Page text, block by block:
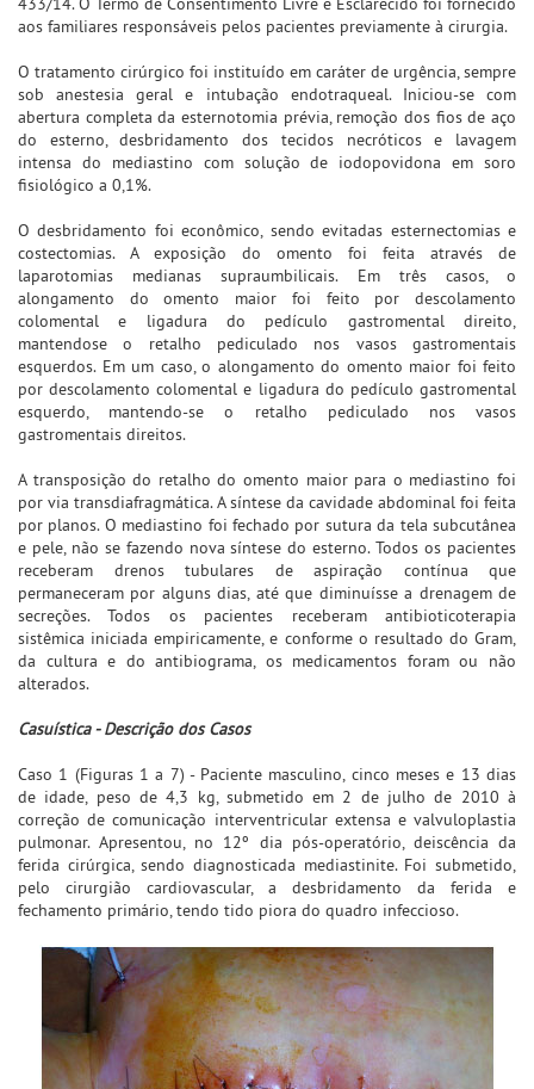
aos familiares responsáveis pelos pacientes previamente à cirurgia.
O tratamento cirúrgico foi instituído em caráter de urgência, sempre
sob anestesia geral e intubação endotraqueal. Iniciou-se com
abertura completa da esternotomia prévia, remoção dos fios de aço
do esterno, desbridamento dos tecidos necróticos e lavagem
intensa do mediastino com solução de iodopovidona em soro
fisiológico a 0,1%.
O desbridamento foi econômico, sendo evitadas esternectomias e
costectomias. A exposição do omento foi feita através de
laparotomias medianas supraumbilicais. Em três casos, o
alongamento do omento maior foi feito por descolamento
colomental e ligadura do pedículo gastromental direito,
mantendose o retalho pediculado nos vasos gastromentais
esquerdos. Em um caso, o alongamento do omento maior foi feito
por descolamento colomental e ligadura do pedículo gastromental
esquerdo, mantendo-se o retalho pediculado nos vasos
gastromentais direitos.
A transposição do retalho do omento maior para o mediastino foi
por via transdiafragmática. A síntese da cavidade abdominal foi feita
por planos. O mediastino foi fechado por sutura da tela subcutânea
e pele, não se fazendo nova síntese do esterno. Todos os pacientes
receberam drenos tubulares de aspiração contínua que
permaneceram por alguns dias, até que diminuísse a drenagem de
secreções. Todos os pacientes receberam antibioticoterapia
sistêmica iniciada empiricamente, e conforme o resultado do Gram,
da cultura e do antibiograma, os medicamentos foram ou não
alterados.
Casuística - Descrição dos Casos
Caso 1 (Figuras 1 a 7) - Paciente masculino, cinco meses e 13 dias
de idade, peso de 4,3 kg, submetido em 2 de julho de 2010 à
correção de comunicação interventricular extensa e valvuloplastia
pulmonar. Apresentou, no 12º dia pós-operatório, deiscência da
ferida cirúrgica, sendo diagnosticada mediastinite. Foi submetido,
pelo cirurgião cardiovascular, a desbridamento da ferida e
fechamento primário, tendo tido piora do quadro infeccioso.